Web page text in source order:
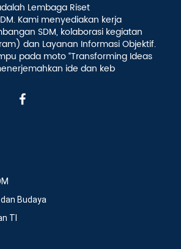
Lembaga Riset
Kami menyediakan kerja
SDM, kolaborasi kegiatan
dan Layanan Informasi Objektif.
pada moto “Transforming Ideas
ide dan keb
Budaya
TI